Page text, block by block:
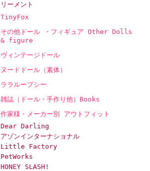
リーメント
TinyFox
その他ドール ・フィギュア Other Dolls
& figure
ヴィンテージドール
ヌードドール（素体）
ララループシー
雑誌（ドール・手作り他）Books
作家様・メーカー別 アウトフィット
Dear Darling
アゾンインターナショナル
Little Factory
PetWorks
HONEY SLASH!